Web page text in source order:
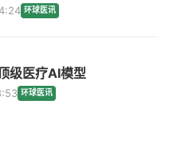
环球医讯
级医疗AI模型
环球医讯